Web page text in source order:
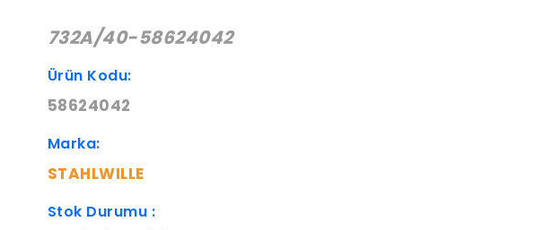
732A/40-58624042
Ürün Kodu:
58624042
Marka:
STAHLWILLE
Stok Durumu :